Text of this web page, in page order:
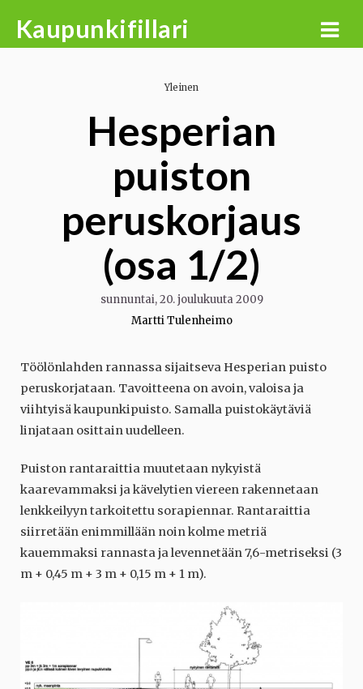
Kaupunkifillari
Yleinen
Hesperian
puiston
peruskorjaus
(osa 1/2)
sunnuntai, 20. joulukuuta 2009
Martti Tulenheimo
Töölönlahden rannassa sijaitseva Hesperian puisto
peruskorjataan. Tavoitteena on avoin, valoisa ja
viihtyisä kaupunkipuisto. Samalla puistokäytäviä
linjataan osittain uudelleen.
Puiston rantaraittia muutetaan nykyistä
kaarevammaksi ja kävelytien viereen rakennetaan
lenkkeilyyn tarkoitettu sorapiennar. Rantaraittia
siirretään enimmillään noin kolme metriä
kauemmaksi rannasta ja levennetään 7,6-metriseksi (3
m + 0,45 m + 3 m + 0,15 m + 1 m).